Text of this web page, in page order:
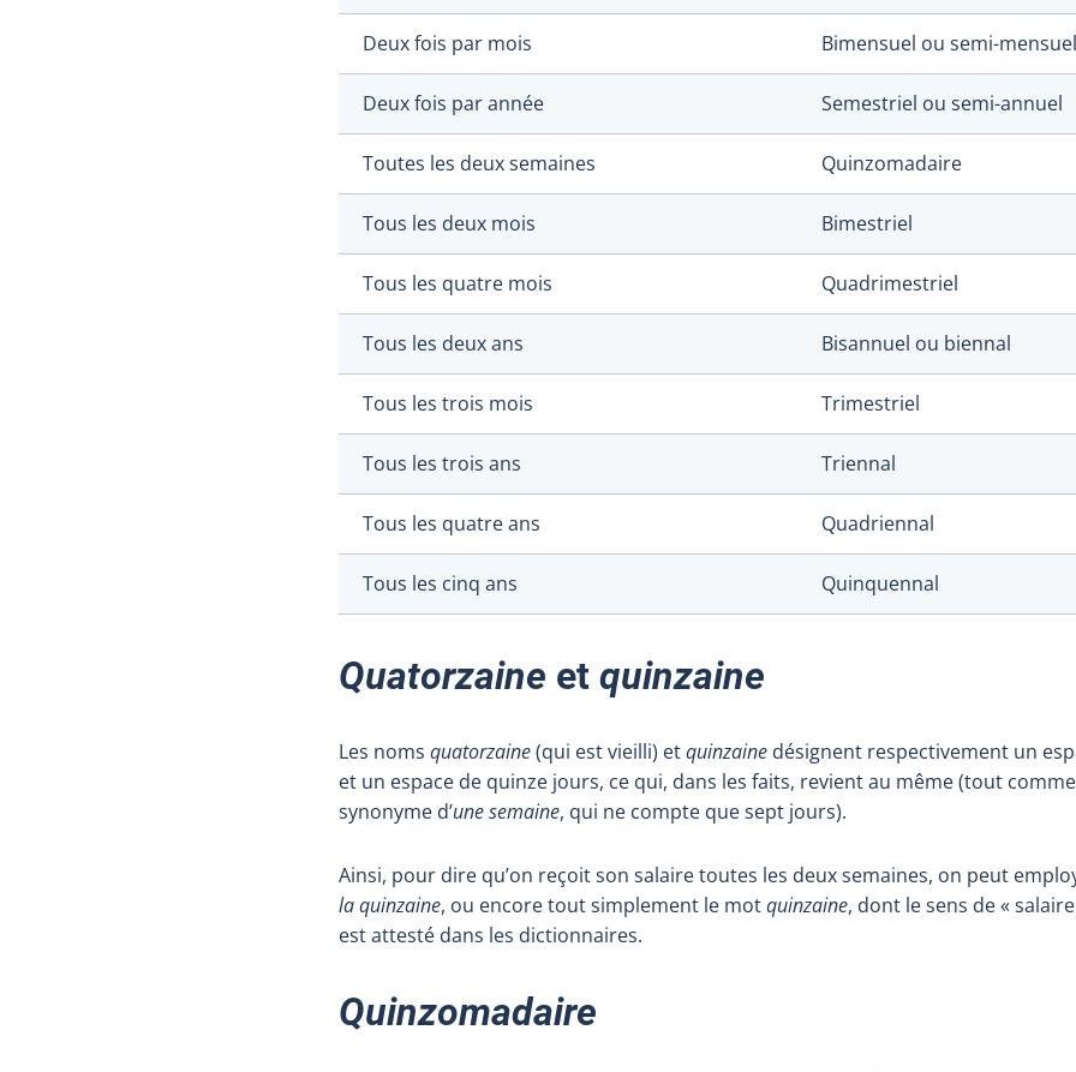
Deux fois par mois Bimensuel ou semi-mensuel
Deux fois par année Semestriel ou semi-annuel
Toutes les deux semaines Quinzomadaire
Tous les deux mois Bimestriel
Tous les quatre mois Quadrimestriel
Tous les deux ans Bisannuel ou biennal
Tous les trois mois Trimestriel
Tous les trois ans Triennal
Tous les quatre ans Quadriennal
Tous les cinq ans Quinquennal
Quatorzaine et quinzaine
Les noms quatorzaine(qui est vieilli) etquinzaine désignent respectivement un
et un espace de quinze jours, ce qui, dans les faits, revient au même (tout
synonyme d’une semaine, qui ne compte que sept jours).
Ainsi, pour dire qu’on reçoit son salaire toutes les deux semaines, on peut
la quinzaine, ou encore tout simplement le motquinzaine, dont le sens de «
est attesté dans les dictionnaires.
Quinzomadaire